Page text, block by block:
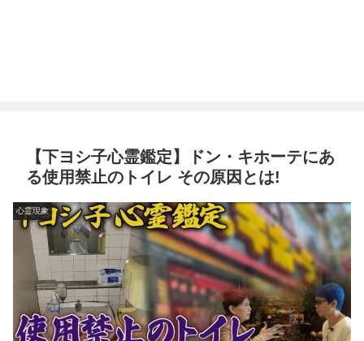
【下ヨシ子心霊鑑定】ドン・キホーテにあ
る使用禁止のトイレ その原因とは!
心霊現象